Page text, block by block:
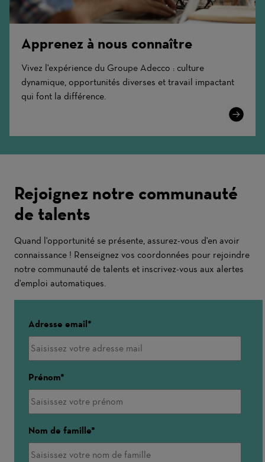
Apprenez à nous connaître
Vivez l'expérience du Groupe Adecco : culture
dynamique, opportunités diverses et travail impactant
qui font la différence.
Learn
Rejoignez notre communauté
de talents
Quand l'opportunité se présente, assurez-vous d'en avoir
connaissance ! Renseignez vos coordonnées pour rejoindre
notre communauté de talents et inscrivez-vous aux alertes
d'emploi automatiques.
Adresse email
Prénom
Nom de famille